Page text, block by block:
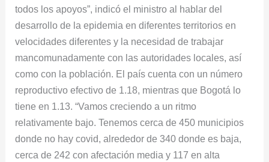
todos los apoyos”, indicó el ministro al hablar del
desarrollo de la epidemia en diferentes territorios en
velocidades diferentes y la necesidad de trabajar
mancomunadamente con las autoridades locales, así
como con la población. El país cuenta con un número
reproductivo efectivo de 1.18, mientras que Bogotá lo
tiene en 1.13. “Vamos creciendo a un ritmo
relativamente bajo. Tenemos cerca de 450 municipios
donde no hay covid, alrededor de 340 donde es baja,
cerca de 242 con afectación media y 117 en alta